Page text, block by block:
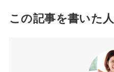
この記事を書いた人